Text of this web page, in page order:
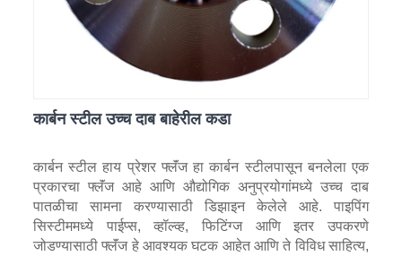
कार्बन स्टील उच्च दाब बाहेरील कडा
कार्बन स्टील हाय प्रेशर फ्लॅंज हा कार्बन स्टीलपासून बनलेला एक
प्रकारचा फ्लॅंज आहे आणि औद्योगिक अनुप्रयोगांमध्ये उच्च दाब
पातळीचा सामना करण्यासाठी डिझाइन केलेले आहे. पाइपिंग
सिस्टीममध्ये पाईप्स, व्हॉल्व्ह, फिटिंग्ज आणि इतर उपकरणे
जोडण्यासाठी फ्लॅंज हे आवश्यक घटक आहेत आणि ते विविध साहित्य,